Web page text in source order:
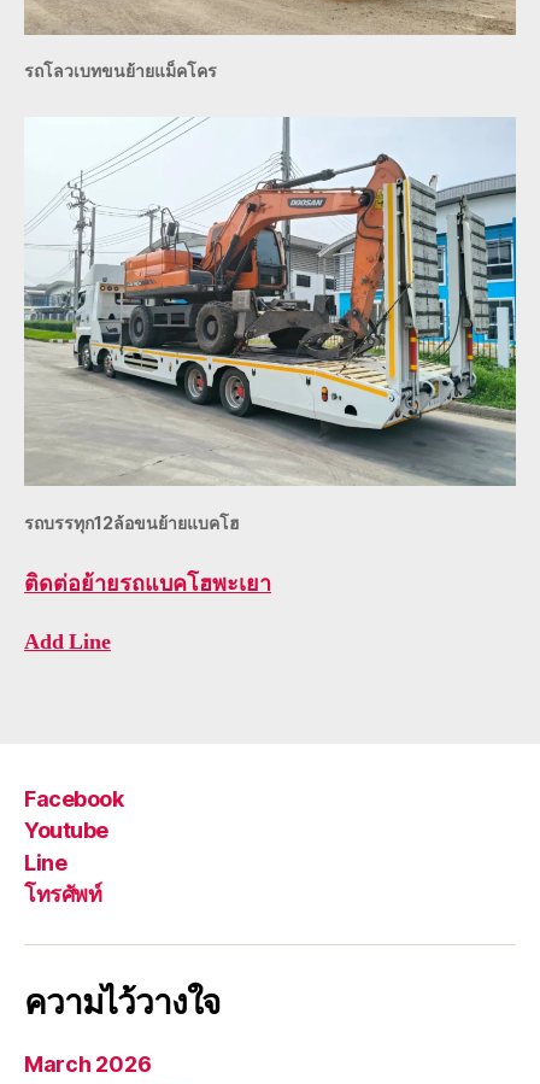
รถโลวเบทขนย้ายแม็คโคร
รถบรรทุก12ล้อขนย้ายแบคโฮ
ติดต่อย้ายรถแบคโฮพะเยา
Add Line
Facebook
Youtube
Line
โทรศัพท์
ความไว้วางใจ
March 2026